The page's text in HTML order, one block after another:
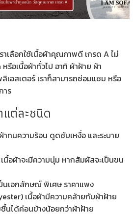
เลือกใช้เนื้อผ้าคุณภาพดี เกรด A ไม่
หรือเนื้อผ้าทั่วไป อาทิ ผ้าฝ้าย ผ้า
เอสเตอร์ เราก็สามารถซ่อมแซม หรือ
าร
ต่ละชนิด
ทนความร้อน ดูดซับเหงื่อ และระบาย
นื้อผ้าจะมีความนุ่ม หากสัมผัสจะเป็นขน
นเอกลักษณ์ พิเศษ ราคาแพง
เนื้อผ้ามีความคล้ายกับผ้าฝ้าย
ได้ค่อนข้างน้อยกว่าผ้าฝ้าย